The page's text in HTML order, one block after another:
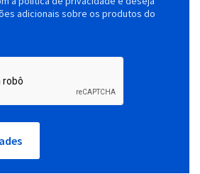
adicionais sobre os produtos do